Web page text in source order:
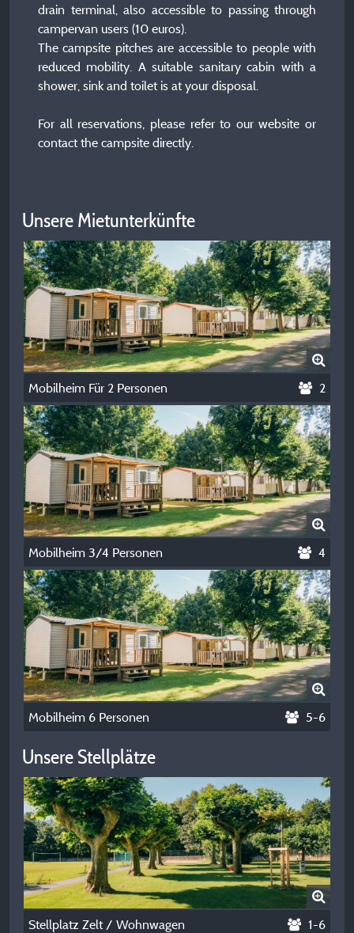
drain terminal, also accessible to passing through
campervan users (10 euros).
The campsite pitches are accessible to people with
reduced mobility. A suitable sanitary cabin with a
shower, sink and toilet is at your disposal.
For all reservations, please refer to our website or
contact the campsite directly.
Unsere Mietunterkünfte
Mobilheim Für 2 Personen 2
Mobilheim 3/4 Personen 4
Mobilheim 6 Personen 5-6
Unsere Stellplätze
Stellplatz Zelt / Wohnwagen 1-6